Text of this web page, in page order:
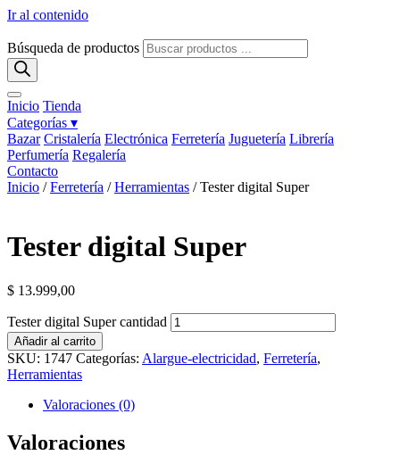
Ir al contenido
Búsqueda de productos
Inicio Tienda
Categorías ▾
Bazar Cristalería Electrónica Ferretería Juguetería Librería
Perfumería Regalería
Contacto
Inicio /Ferretería /Herramientas / Tester digital Super
Tester digital Super
$ 13.999,00
Tester digital Super cantidad
Añadir al carrito
SKU: 1747 Categorías: Alargue-electricidad, Ferretería,
Herramientas
Valoraciones (0)
Valoraciones